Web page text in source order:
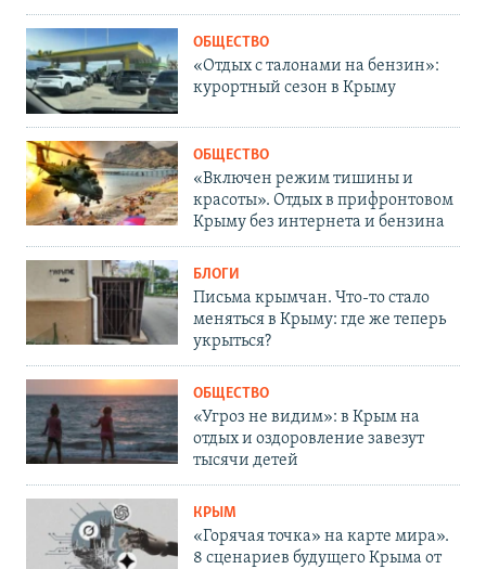
ОБЩЕСТВО
«Отдых с талонами на бензин»:
курортный сезон в Крыму
ОБЩЕСТВО
«Включен режим тишины и
красоты». Отдых в прифронтовом
Крыму без интернета и бензина
БЛОГИ
Письма крымчан. Что-то стало
меняться в Крыму: где же теперь
укрыться?
ОБЩЕСТВО
«Угроз не видим»: в Крым на
отдых и оздоровление завезут
тысячи детей
КРЫМ
«Горячая точка» на карте мира».
8 сценариев будущего Крыма от